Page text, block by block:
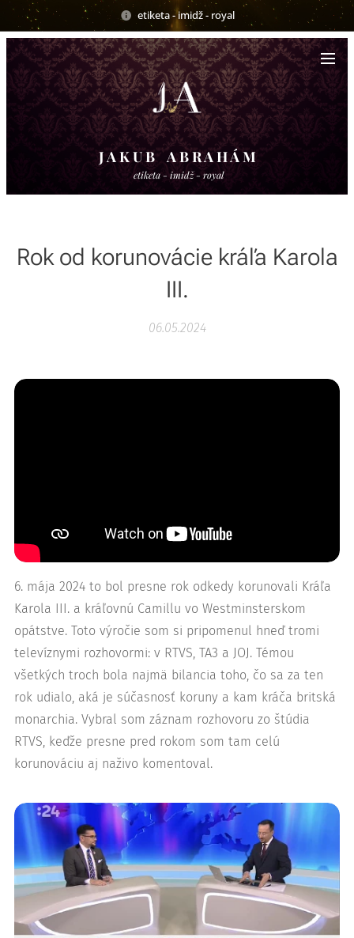
etiketa - imidž - royal
J A K U B A B R A H Á M
etiketa - imidž - royal
Rok od korunovácie kráľa Karola
III.
06.05.2024
6. mája 2024 to bol presne rok odkedy korunovali Kráľa
Karola III. a kráľovnú Camillu vo Westminsterskom
opátstve. Toto výročie som si pripomenul hneď tromi
televíznymi rozhovormi: v RTVS, TA3 a JOJ. Témou
všetkých troch bola najmä bilancia toho, čo sa za ten
rok udialo, aká je súčasnosť koruny a kam kráča britská
monarchia. Vybral som záznam rozhovoru zo štúdia
RTVS, keďže presne pred rokom som tam celú
korunováciu aj naživo komentoval.